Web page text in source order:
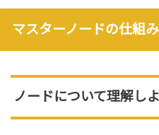
マスターノードの仕組
ノードについて理解し